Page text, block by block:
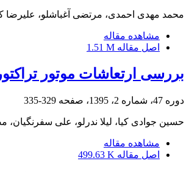
محمد مهدی احمدی، مرتضی آغباشلو، علیرضا
مشاهده مقاله
اصل مقاله 1.51 M
بررسی ارتعاشات موتور تراکتور MF285 بر اثر ترکیبات مختلف سوخت بیودیزل، بیواتانول و دیزل به کمک سطح پاسخ
دوره 47، شماره 2، 1395، صفحه 329-335
حسین جوادی کیا، لیلا ندرلو، علی
مشاهده مقاله
اصل مقاله 499.63 K